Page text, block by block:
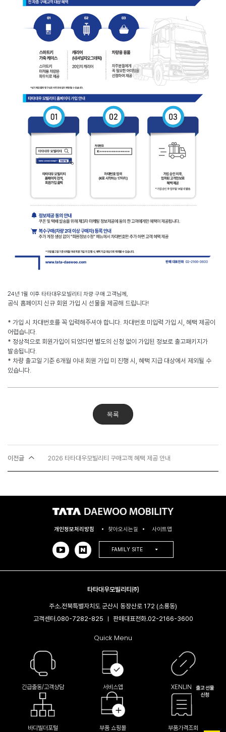
24년 1월 이후 타타대우모빌리티 차량 구매 고객님께,
공식 홈페이지 신규 회원 가입 시 선물을 제공해 드립니다!
* 가입 시 차대번호를 꼭 입력해주셔야 합니다 차대번호 미입력 가입 시
혜택 제공이
어렵습니다
* 정상적으로 회원가입이 되었다면 별도의 신청 없이 가입된 정보로 출고패키지가
발송됩니다
* 차량 출고일 기준 6개월 이내 회원 가입 미 진행 시
혜택 지급 대상에서 제외될 수
있습니다
목록
이전글 2026 타타대우모빌리티 구매고객 혜택 제공 안내
개인정보처리방침 찾아오시는길 사이트맵
FAMILY SITE
타타대우모빌리티㈜
주소.전북특별자치도 군산시 동장산로 172 (소룡동)
고객센터.080-7282-825 | 판매대표전화.02-2166-3600​
Quick Menu
긴급출동/고객상담 서비스앱 XENLINK
바디빌더포털 부품 쇼핑몰 부품가격조회